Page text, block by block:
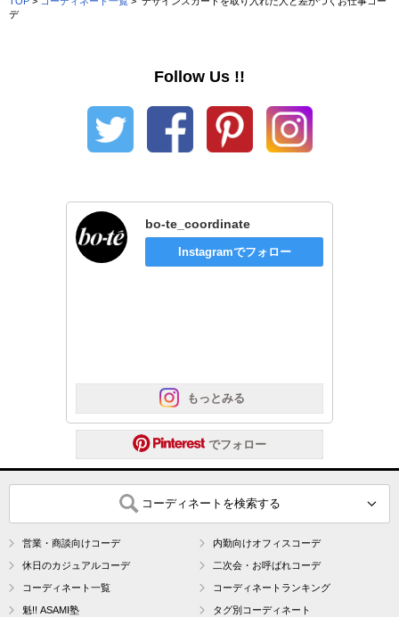
デ
Follow Us !!
でフォロー
bo-te_coordinate
Instagramでフォロー
もっとみる
コーディネートを検索する
営業・商談向けコーデ 内勤向けオフィスコーデ
休日のカジュアルコーデ 二次会・お呼ばれコーデ
コーディネート一覧 コーディネートランキング
魁!! ASAMI塾 タグ別コーディネート